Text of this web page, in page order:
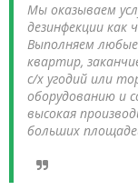
Мы оказываем
дезинфекции
Выполняем
квартир,
с/х угодий или
оборудованию и
высокая
больших